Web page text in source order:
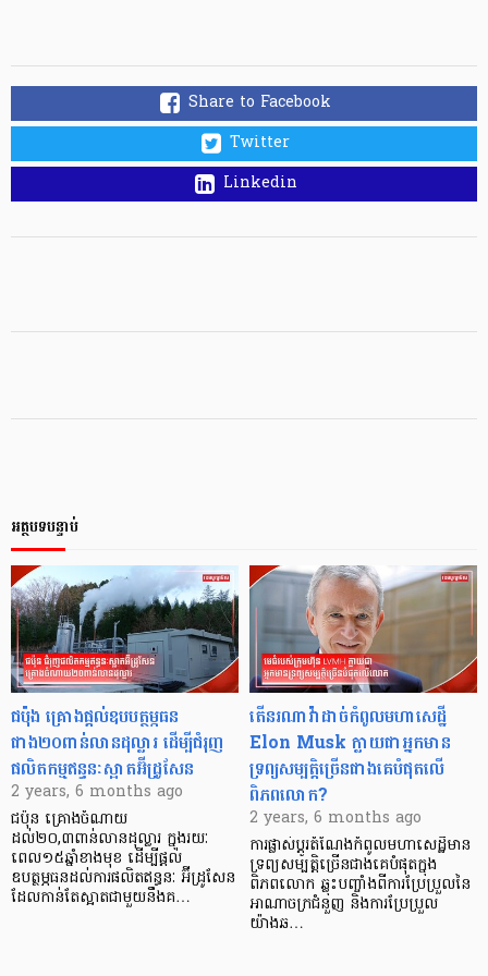
Share to Facebook
Twitter
Linkedin
អត្ថបទបន្ទាប់
ជប៉ុង គ្រោងផ្ដល់ឧបបត្ថម្ភធន
ជាង២០ពាន់លានដុល្លារ ដើម្បីជំរុញ
ផលិតកម្មឥន្ធនៈស្អាតអ៊ីដ្រូសែន
2 years, 6 months ago
ជប៉ុន គ្រោងចំណាយ
ដល់២០,៣ពាន់លានដុល្លារ ក្នុងរយៈ
ពេល១៥ឆ្នាំខាងមុខ ដើម្បីផ្ដល់
ឧបត្ថម្ភធនដល់ការផលិតឥន្ធនៈ អ៊ីដ្រូសែន
ដែលកាន់តែស្អាតជាមួយនឹងគ…
តើនរណាវ៉ាដាច់កំពូលមហាសេដ្ឋី
Elon Musk ក្លាយជាអ្នកមាន
ទ្រព្យសម្បត្តិច្រើនជាងគេបំផុតលើ
ពិភពលោក?
2 years, 6 months ago
ការផ្លាស់ប្តូរតំណែងកំពូលមហាសេដ្ឋីមាន
ទ្រព្យសម្បត្តិច្រើនជាងគេបំផុតក្នុង
ពិភពលោក ឆ្លុះបញ្ចាំងពីការប្រែប្រួលនៃ
អាណាចក្រជំនួញ និងការប្រែប្រួល
យ៉ាងឆ…